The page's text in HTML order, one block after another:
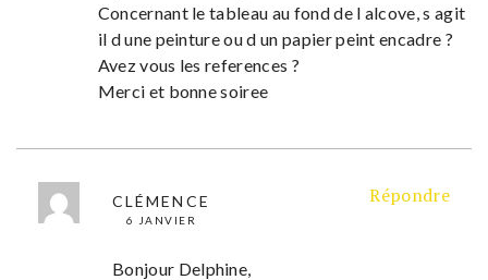
Concernant le tableau au fond de l alcove, s agit
il d une peinture ou d un papier peint encadre ?
Avez vous les references ?
Merci et bonne soiree
CLÉMENCE
6 JANVIER
Répondre
Bonjour Delphine,